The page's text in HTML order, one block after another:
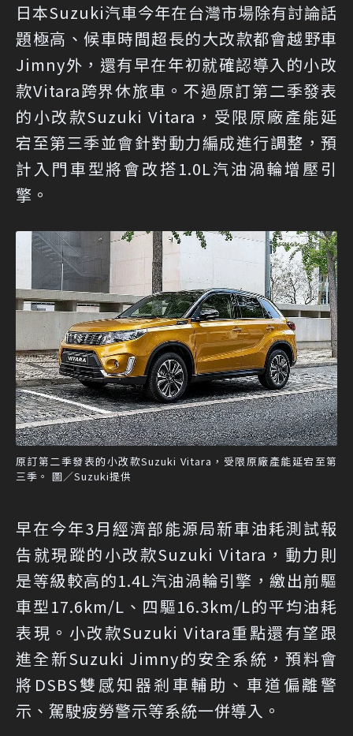
日本Suzuki汽車今年在台灣市場除有討論話
題極高、候車時間超長的大改款都會越野車
Jimny外，還有早在年初就確認導入的小改
款Vitara跨界休旅車。不過原訂第二季發表
的小改款Suzuki Vitara，受限原廠產能延
宕至第三季並會針對動力編成進行調整，預
計入門車型將會改搭1.0L汽油渦輪增壓引
擎。
原訂第二季發表的小改款Suzuki Vitara，受限原廠產能延宕至第
三季。 圖／Suzuki提供
早在今年3月經濟部能源局新車油耗測試報
告就現蹤的小改款Suzuki Vitara，動力則
是等級較高的1.4L汽油渦輪引擎，繳出前驅
車型17.6km/L、四驅16.3km/L的平均油耗
表現。小改款Suzuki Vitara重點還有望跟
進全新Suzuki Jimny的安全系統，預料會
將DSBS雙感知器剎車輔助、車道偏離警
示、駕駛疲勞警示等系統一併導入。